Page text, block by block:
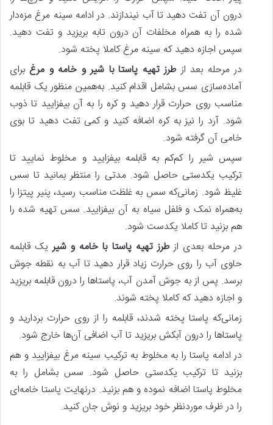
درون آن تفت دهید تا آب نیندازند. در ادامه سینه مرغ مزه‌دار
شده را به همراه مخلفات آن درون تابه بریزید و تفت دهید.
سپس اجازه دهید که سینه مرغ کاملا پخته شود.
در مرحله بعد از طرز تهیه پاستا با شیر و خامه و مرغ برای
آماده‌سازی سس بشامل اقدام کنید. به‌همین منظور یک قابلمه
مناسب روی حرارت قرار دهید و کره را به آن بیفزایید تا ذوب
شود. آرد را نیز به کره اضافه کنید و کمی تفت دهید تا بوی
خامی آن گرفته شود.
سپس شیر را کم‌کم به قابلمه بیفزایید و مخلوط نمایید تا
ترکیب یکدستی حاصل شود. مدتی را منتظر بمانید تا سس
غلیظ شود. زمانی‌که سس به غلظت مناسب رسید، پنیر پیتزا را
به‌همراه نمک و فلفل سیاه به آن بیفزایید. سس تهیه شده را
هم بزنید تا کاملا یکدست شود.
در مرحله بعدی ازطرز تهیه پاستا با خامه و شیریک قابلمه
حاوی آب را روی حرارت زیاد قرار دهید تا آب به نقطه جوش
برسد. پس‌ از به جوش آمدن آب، پاستاها را درون قابلمه بریزید
و اجازه دهید که کاملا پخته شوند.
زمانی‌که پاستا پخته شدند، قابلمه را از روی حرارت بردارید و
پاستاها را درون آبکش بریزید تا آب اضافی آن‌ها خارج شود.
در ادامه پاستا را به مخلوط به ترکیب سینه مرغ بیفزایید و هم
بزنید تا ترکیب یکدستی حاصل شود. سس بشامل را به
مخلوط پاستا اضافه نموده و هم بزنید. درنهایت پاستا خامه‌ای
را در ظرف موردنظر خود بریزید و نوش جان کنید.